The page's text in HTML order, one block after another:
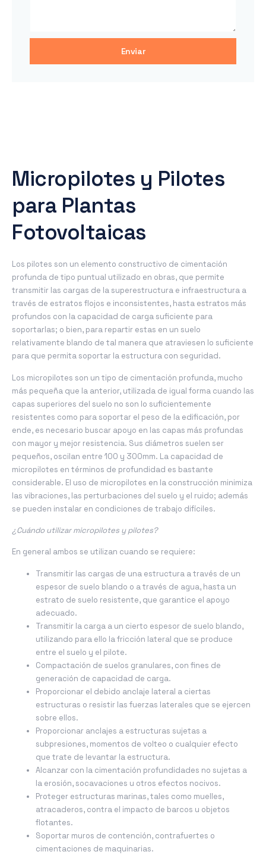
Enviar
Micropilotes y Pilotes
para Plantas
Fotovoltaicas
Los pilotes son un elemento constructivo de cimentación
profunda de tipo puntual utilizado en obras, que permite
transmitir las cargas de la superestructura e infraestructura a
través de estratos flojos e inconsistentes, hasta estratos más
profundos con la capacidad de carga suficiente para
soportarlas; o bien, para repartir estas en un suelo
relativamente blando de tal manera que atraviesen lo suficiente
para que permita soportar la estructura con seguridad.
Los micropilotes son un tipo de cimentación profunda, mucho
más pequeña que la anterior, utilizada de igual forma cuando las
capas superiores del suelo no son lo suficientemente
resistentes como para soportar el peso de la edificación, por
ende, es necesario buscar apoyo en las capas más profundas
con mayor y mejor resistencia. Sus diámetros suelen ser
pequeños, oscilan entre 100 y 300mm. La capacidad de
micropilotes en términos de profundidad es bastante
considerable. El uso de micropilotes en la construcción minimiza
las vibraciones, las perturbaciones del suelo y el ruido; además
se pueden instalar en condiciones de trabajo difíciles.
¿Cuándo utilizar micropilotes y pilotes?
En general ambos se utilizan cuando se requiere:
Transmitir las cargas de una estructura a través de un
espesor de suelo blando o a través de agua, hasta un
estrato de suelo resistente, que garantice el apoyo
adecuado.
Transmitir la carga a un cierto espesor de suelo blando,
utilizando para ello la fricción lateral que se produce
entre el suelo y el pilote.
Compactación de suelos granulares, con fines de
generación de capacidad de carga.
Proporcionar el debido anclaje lateral a ciertas
estructuras o resistir las fuerzas laterales que se ejercen
sobre ellos.
Proporcionar anclajes a estructuras sujetas a
subpresiones, momentos de volteo o cualquier efecto
que trate de levantar la estructura.
Alcanzar con la cimentación profundidades no sujetas a
la erosión, socavaciones u otros efectos nocivos.
Proteger estructuras marinas, tales como muelles,
atracaderos, contra el impacto de barcos u objetos
flotantes.
Soportar muros de contención, contrafuertes o
cimentaciones de maquinarias.